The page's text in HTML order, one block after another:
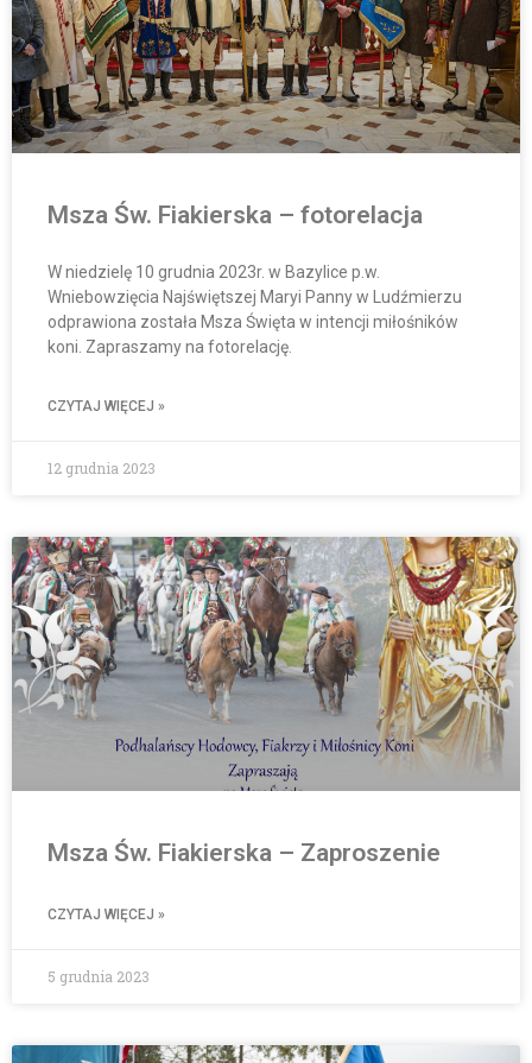
Msza Św. Fiakierska – fotorelacja
W niedzielę 10 grudnia 2023r. w Bazylice p.w.
Wniebowzięcia Najświętszej Maryi Panny w Ludźmierzu
odprawiona została Msza Święta w intencji miłośników
koni. Zapraszamy na fotorelację.
CZYTAJ WIĘCEJ »
12 grudnia 2023
Msza Św. Fiakierska – Zaproszenie
CZYTAJ WIĘCEJ »
5 grudnia 2023